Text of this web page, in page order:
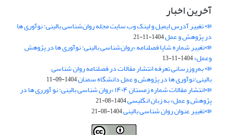
آخرین اخبار
📣 تغییر آدرس ایمیل و لینک وب‌ سایت مجله روان‌شناسی بالینی: نوآوری ها
در پژوهش و عمل1404-11-21
📣تغییر شماره شاپا فصلنامه «روان‌شناسی بالینی: نوآوری ها در پژوهش
وعمل»1404-11-13
📣 به‌روزرسانی تعرفه انتشار مقالات در فصلنامه روان شناسی
بالینی:نوآوری ها در پژوهش و عمل دانشگاه سمنان1404-09-11
📣انتشار مقالات شماره زمستان ۱۴۰۴ «روان شناسی بالینی: نو آورری ها در
پژوهش و عمل» به زبان انگلیسی1404-08-21
📣تغییر عنوان روان شناسی بالینی1404-08-21